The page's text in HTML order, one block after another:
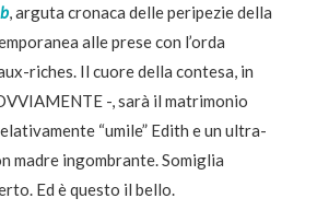
, arguta cronaca delle peripezie della
alle prese con l’orda
riches. Il cuore della contesa, in
-, sarà il matrimonio
“umile” Edith e un ultra-
madre ingombrante. Somiglia
Ed è questo il bello.